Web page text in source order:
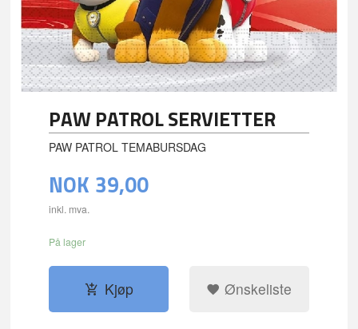
PAW PATROL SERVIETTER
PAW PATROL TEMABURSDAG
NOK 39,00
inkl. mva.
På lager
Kjøp Ønskeliste